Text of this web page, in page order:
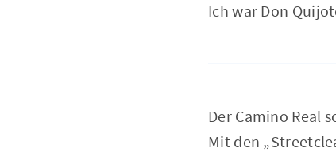
Ich war Don
Der Camino Real
Mit den